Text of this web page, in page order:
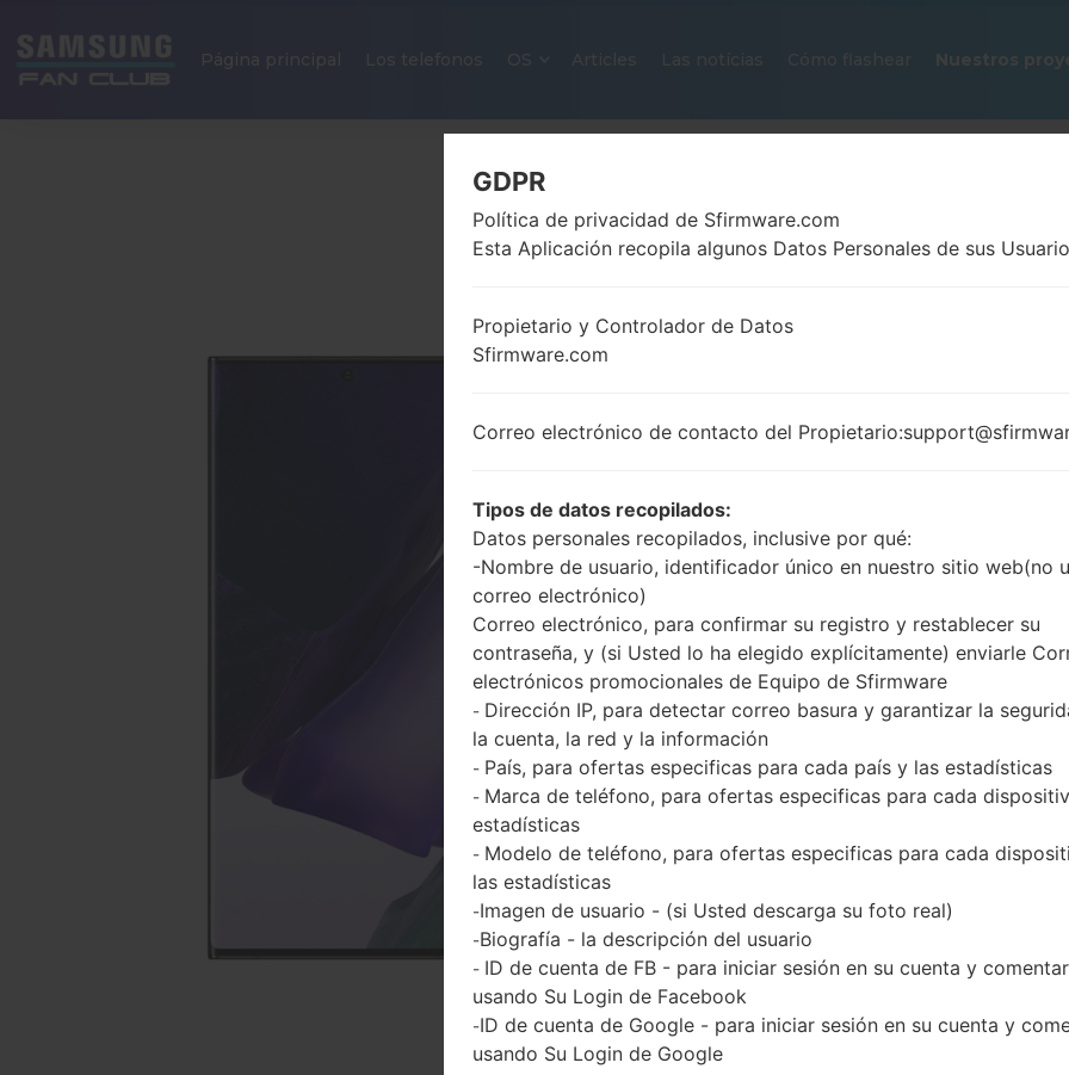
Las notícias Cómo flashear Nuestros
FIRMWARE OFICIAL #202371
SAMSUNGGALAXY NOTE 20
N986B_1_20201223171035_j4p9axwhdp_fac.zip
Descargue la última actualización de firmware
olvide verificar si el número de modelo de su
modelo indicado % MODEL%. El código del
con la versión PDA N986BXXS1CUA2 y la versión
N986BXXU1CTL5. La versión del sistema
completo sobre cómo actualizar el firmware oficial
NOMBRE DE
ARCHIVO
SM-N986B_1_20201223171035_
j4p9axwhdp_fac
EL TAMAÑO DEL
6.84 GiB
SISTEMA
OPERATIVO
Android R 11
CSC VERSIÓN
REGIÓN
GDPR
Política de privacidad de Sfirmware.com
Esta Aplicación recopila algunos Datos Personales de sus
Propietario y Controlador de Datos
Sfirmware.com
Correo electrónico de contacto del
Tipos de datos recopilados:
Datos personales recopilados, inclusive por qué:
-Nombre de usuario, identificador único en nuestro sitio web(no
correo electrónico)
Correo electrónico, para confirmar su registro y restablecer su
contraseña, y (si Usted lo ha elegido explícitamente) enviarle
electrónicos promocionales de Equipo de Sfirmware
- Dirección IP, para detectar correo basura y garantizar la
la cuenta, la red y la información
- País, para ofertas especificas para cada país y las estadísticas
- Marca de teléfono, para ofertas especificas para cada
estadísticas
- Modelo de teléfono, para ofertas especificas para cada
las estadísticas
-Imagen de usuario - (si Usted descarga su foto real)
-Biografía - la descripción del usuario
- ID de cuenta de FB - para iniciar sesión en su cuenta y comentar
usando Su Login de Facebook
-ID de cuenta de Google - para iniciar sesión en su cuenta y
usando Su Login de Google